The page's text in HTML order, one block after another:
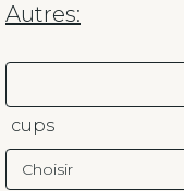
Autres:
cups